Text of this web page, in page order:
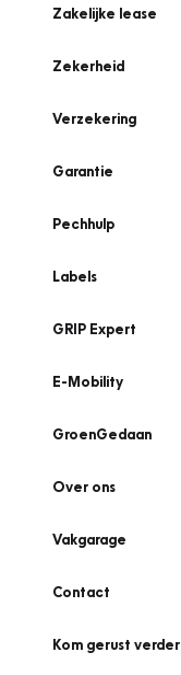
Zakelijke lease
Zekerheid
Verzekering
Garantie
Pechhulp
Labels
GRIP Expert
E-Mobility
GroenGedaan
Over ons
Vakgarage
Contact
Kom gerust verder